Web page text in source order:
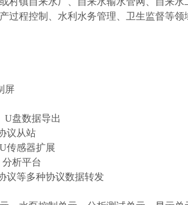
过程控制、水利水务管理、卫生监督等领
屏
U盘数据导出
议从站
传感器扩展
析平台
议等多种协议数据转发